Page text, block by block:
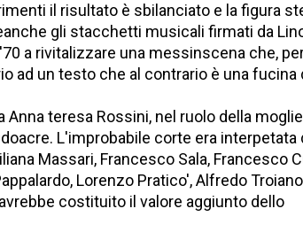
il risultato è sbilanciato e la figura
gli stacchetti musicali firmati da
a rivitalizzare una messinscena che,
ad un testo che al contrario è una fucina
teresa Rossini, nel ruolo della moglie
L'improbabile corte era interpetata
Massari, Francesco Sala, Francesco
Lorenzo Pratico', Alfredo
costituito il valore aggiunto dello